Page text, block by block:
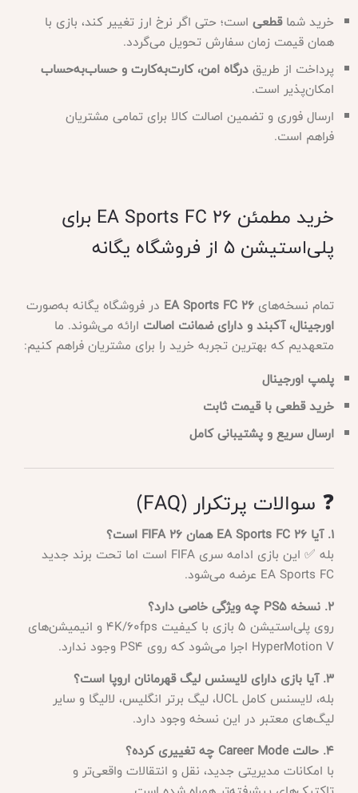
خرید شماقطعی است؛ حتی اگر نرخ ارز تغییر کند، بازی با
همان قیمت زمان سفارش تحویل می‌گردد.
پرداخت از طریقدرگاه امن، کارت‌به‌کارت و حساب‌به‌حساب
امکان‌پذیر است.
ارسال فوری و تضمین اصالت کالا برای تمامی مشتریان
فراهم است.
خرید مطمئن EA Sports FC 26 برای
پلی‌استیشن 5 از فروشگاه یگانه
تمام نسخه‌های EA Sports FC 26 در فروشگاه یگانه به‌صورت
اورجینال، آکبند و دارای ضمانت اصالت ارائه می‌شوند. ما
متعهدیم که بهترین تجربه خرید را برای مشتریان فراهم کنیم:
پلمپ اورجینال
خرید قطعی با قیمت ثابت
ارسال سریع و پشتیبانی کامل
❓ سوالات پرتکرار (FAQ)
۱. آیا EA Sports FC 26 همان FIFA 26 است؟
بله ✅ این بازی ادامه سری FIFA است اما تحت برند جدید
EA Sports FC عرضه می‌شود.
۲. نسخه PS5 چه ویژگی خاصی دارد؟
روی پلی‌استیشن 5 بازی با کیفیت 4K/60fps و انیمیشن‌های
HyperMotion V اجرا می‌شود که روی PS4 وجود ندارد.
۳. آیا بازی دارای لایسنس لیگ قهرمانان اروپا است؟
بله، لایسنس کامل UCL، لیگ برتر انگلیس، لالیگا و سایر
لیگ‌های معتبر در این نسخه وجود دارد.
۴. حالت Career Mode چه تغییری کرده؟
با امکانات مدیریتی جدید، نقل و انتقالات واقعی‌تر و